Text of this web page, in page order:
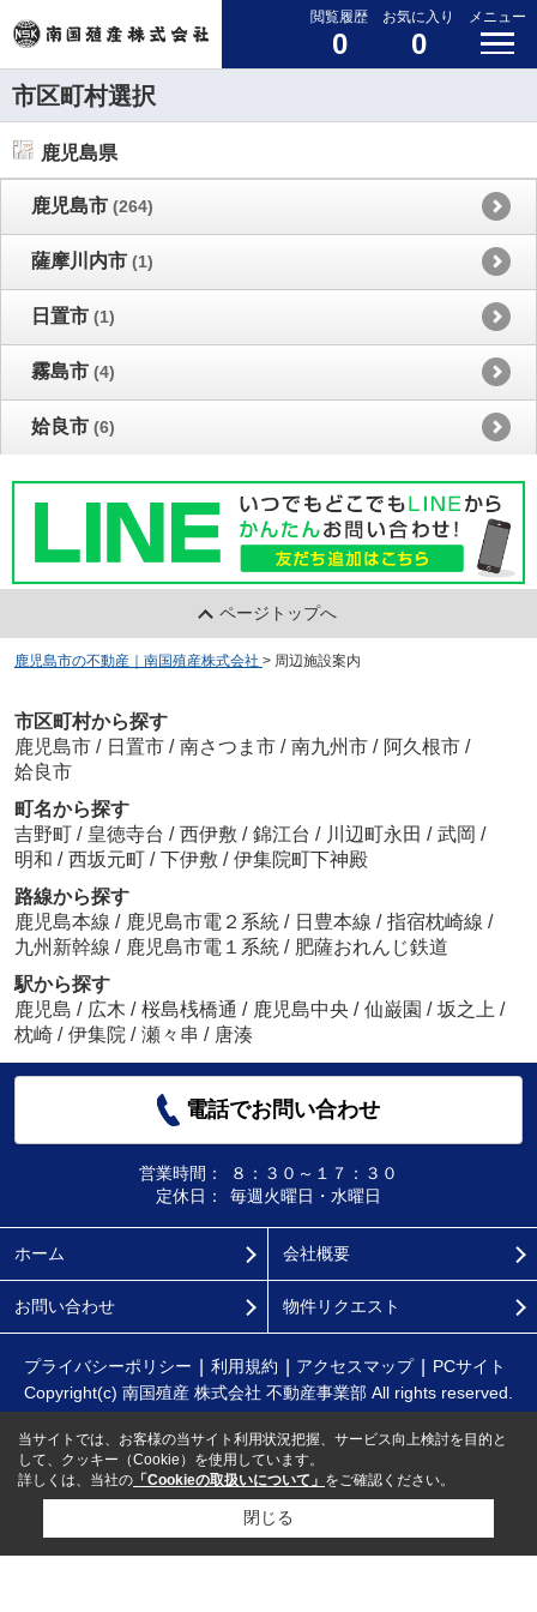
閲覧履歴
0
お気に入り
0
メニュー
市区町村選択
鹿児島県
鹿児島市 (264)
薩摩川内市 (1)
日置市 (1)
霧島市 (4)
姶良市 (6)
ページトップへ
鹿児島市の不動産｜南国殖産株式会社 > 周辺施設案内
市区町村から探す
鹿児島市 / 日置市 / 南さつま市 / 南九州市 / 阿久根市 /
姶良市
町名から探す
吉野町 / 皇徳寺台 / 西伊敷 / 錦江台 / 川辺町永田 / 武岡 /
明和 / 西坂元町 / 下伊敷 / 伊集院町下神殿
路線から探す
鹿児島本線 / 鹿児島市電２系統 / 日豊本線 / 指宿枕崎線 /
九州新幹線 / 鹿児島市電１系統 / 肥薩おれんじ鉄道
駅から探す
鹿児島 / 広木 / 桜島桟橋通 / 鹿児島中央 / 仙巌園 / 坂之上 /
枕崎 / 伊集院 / 瀬々串 / 唐湊
電話でお問い合わせ
営業時間：
８：３０～１７：３０
定休日：
毎週火曜日・水曜日
ホーム 会社概要
お問い合わせ 物件リクエスト
プライバシーポリシー 利用規約 アクセスマップ
PCサイト
Copyright(c) 南国殖産 株式会社 不動産事業部 All rights reserved.
当サイトでは、お客様の当サイト利用状況把握、サービス向上検討を目的と
して、クッキー（Cookie）を使用しています。
詳しくは、当社の 「Cookieの取扱いについて」 をご確認ください。
閉じる